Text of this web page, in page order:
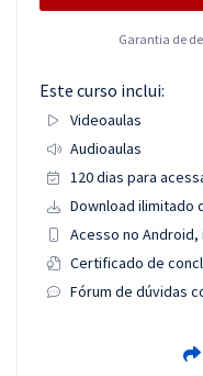
Garantia de
Este curso inclui:
Videoaulas
Audioaulas
120 dias para
Download ilimitado
Acesso no Android,
Certificado de
Fórum de dúvidas